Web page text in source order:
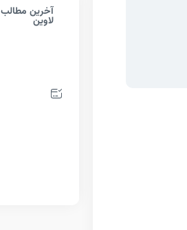
آخرین مطالب
لاوین